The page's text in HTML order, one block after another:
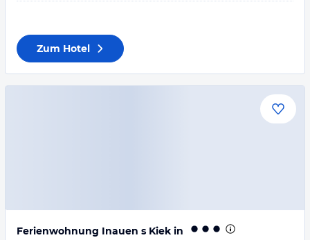
Zum Hotel
Ferienwohnung Inauen s Kiek in